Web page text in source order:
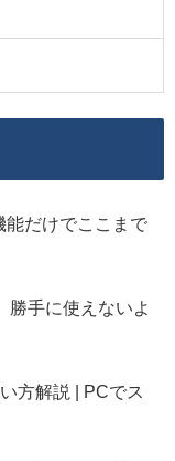
能だけでここまで
勝手に使えないよ
方解説 | PCでス